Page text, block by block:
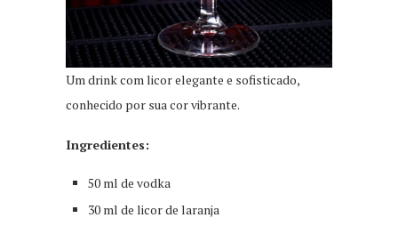
Um drink com licor elegante e sofisticado,
conhecido por sua cor vibrante.
Ingredientes:
50 ml de vodka
30 ml de licor de laranja